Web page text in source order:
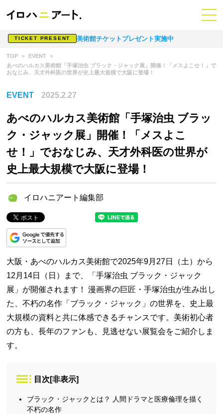
TICKET PRESENT 美術館チケットプレゼント実施中
TOP
EVENT
あべのハルカス美術館「手塚治虫 ブラック・ジャック展」開催！「メスよこせ！」で
おなじみ、天才外科医の世界が史上最大規模で大阪に登場！
EVENT 2025.2.27
あべのハルカス美術館「手塚治虫 ブラッ
ク・ジャック展」開催！「メスよこ
せ！」でおなじみ、天才外科医の世界が
史上最大規模で大阪に登場！
イロハニアート編集部
大阪・あべのハルカス美術館で2025年9月27日（土）から
12月14日（日）まで、「手塚治虫 ブラック・ジャック
展」が開催されます！ 漫画界の巨匠・手塚治虫が生み出し
た、不朽の名作「ブラック・ジャック」の世界を、史上最
大規模の資料と共に体感できるチャンスです。美術初心者
の方も、長年のファンも、見逃せない展覧会をご紹介しま
す。
目次 [非表示]
ブラック・ジャックとは？ 人間ドラマと医療倫理を描く
不朽の名作